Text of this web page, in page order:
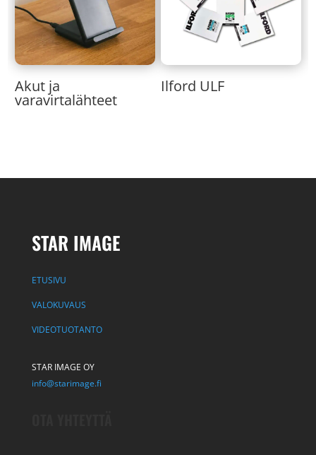
Akut ja
varavirtalähteet
Ilford ULF
STAR IMAGE
ETUSIVU
VALOKUVAUS
VIDEOTUOTANTO
STAR IMAGE OY
info@starimage.fi